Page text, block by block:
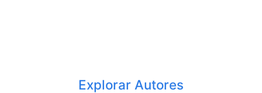
Explorar Autores